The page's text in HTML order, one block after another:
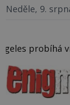
Neděle, 9.
běsnění